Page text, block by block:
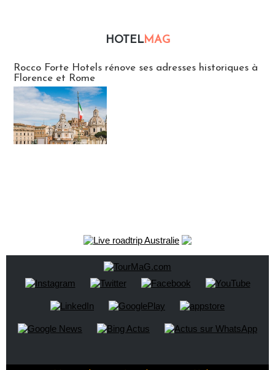
HOTELMAG
Rocco Forte Hotels rénove ses adresses historiques à
Florence et Rome